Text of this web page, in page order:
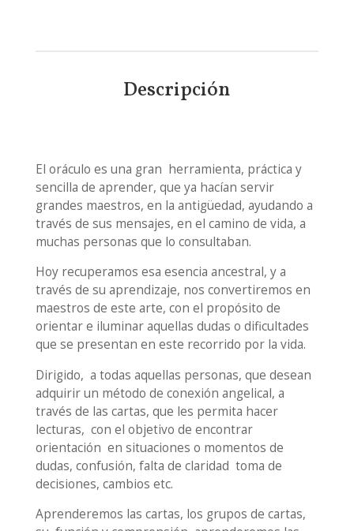
Descripción
El oráculo es una gran herramienta, práctica y
sencilla de aprender, que ya hacían servir
grandes maestros, en la antigüedad, ayudando a
través de sus mensajes, en el camino de vida, a
muchas personas que lo consultaban.
Hoy recuperamos esa esencia ancestral, y a
través de su aprendizaje, nos convertiremos en
maestros de este arte, con el propósito de
orientar e iluminar aquellas dudas o dificultades
que se presentan en este recorrido por la vida.
Dirigido, a todas aquellas personas, que desean
adquirir un método de conexión angelical, a
través de las cartas, que les permita hacer
lecturas, con el objetivo de encontrar
orientación en situaciones o momentos de
dudas, confusión, falta de claridad toma de
decisiones, cambios etc.
Aprenderemos las cartas, los grupos de cartas,